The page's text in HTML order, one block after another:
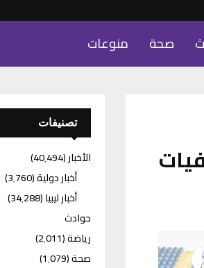
صحة منوعات
تصنيفات
الأخبار(40٬494)
أخبار دولية(3٬760)
أخبار ليبيا(34٬288)
حوادث
رياضة(2٬011)
صحة(1٬079)